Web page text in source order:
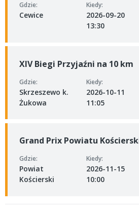
Gdzie:
Cewice
Kiedy:
2026-09-20
13:30
XIV Biegi Przyjaźni na 10 km
Gdzie:
Skrzeszewo k.
Żukowa
Kiedy:
2026-10-11
11:05
Grand Prix Powiatu
Gdzie:
Powiat
Kościerski
Kiedy:
2026-11-15
10:00